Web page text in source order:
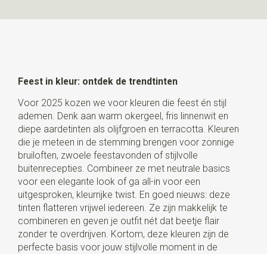
Feest in kleur: ontdek de trendtinten
Voor 2025 kozen we voor kleuren die feest én stijl
ademen. Denk aan warm okergeel, fris linnenwit en
diepe aardetinten als olijfgroen en terracotta. Kleuren
die je meteen in de stemming brengen voor zonnige
bruiloften, zwoele feestavonden of stijlvolle
buitenrecepties. Combineer ze met neutrale basics
voor een elegante look of ga all-in voor een
uitgesproken, kleurrijke twist. En goed nieuws: deze
tinten flatteren vrijwel iedereen. Ze zijn makkelijk te
combineren en geven je outfit nét dat beetje flair
zonder te overdrijven. Kortom, deze kleuren zijn de
perfecte basis voor jouw stijlvolle moment in de